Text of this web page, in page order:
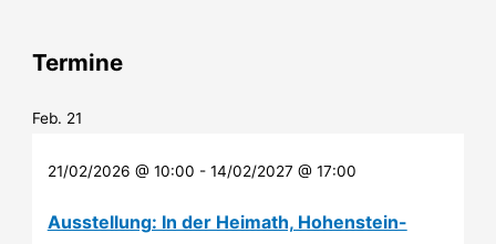
Termine
Feb. 21
21/02/2026 @ 10:00 - 14/02/2027 @ 17:00
Ausstellung: In der Heimath, Hohenstein-